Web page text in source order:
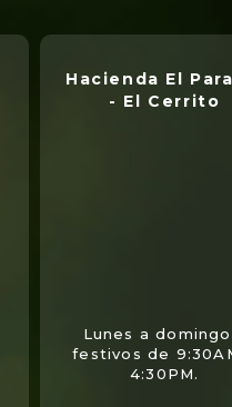
Hacienda El
- El Cerrito
Lunes a
festivos de
4:30PM.